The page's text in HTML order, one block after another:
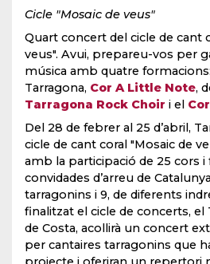
Cicle "Mosaic de veus"
Quart concert del cicle de cant
veus". Avui, prepareu-vos per
música amb quatre formacions:
Tarragona, Cor A Little Note,
Tarragona Rock Choir i el
Del 28 de febrer al 25 d’abril,
cicle de cant coral "Mosaic de
amb la participació de 25 cors
convidades d’arreu de
tarragonins i 9, de diferents
finalitzat el cicle de concerts, el
de Costa, acollirà un concert
per cantaires tarragonins que